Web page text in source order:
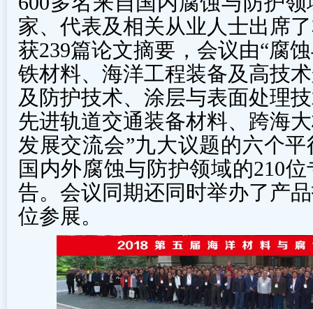
家、代表及相关从业人士出席
获239篇论文摘要，会议由“腐
铁材料、海洋工程装备及高技
及防护技术、涂层与表面处理
先进轨道交通装备材料、跨海
发展交流会”九大议题的六个
国内外腐蚀与防护领域的210
告。会议同期还同时举办了产
位参展。